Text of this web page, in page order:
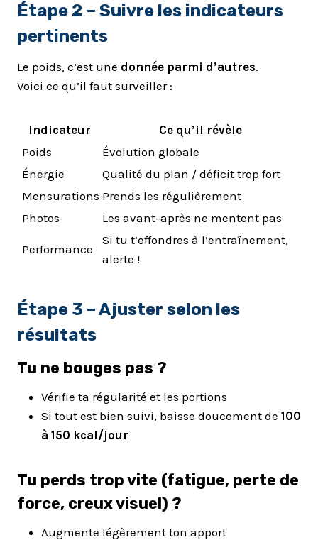
Étape 2 – Suivre les indicateurs
pertinents
Le poids, c’est une donnée parmi d’autres.
Voici ce qu’il faut surveiller :
Indicateur
Ce qu’il révèle
Poids
Évolution globale
Énergie
Qualité du plan / déficit trop fort
Mensurations Prends les régulièrement
Photos
Les avant-après ne mentent pas
Performance
Si tu t’effondres à l’entraînement,
alerte !
Étape 3 – Ajuster selon les
résultats
Tu ne bouges pas ?
Vérifie ta régularité et les portions
Si tout est bien suivi, baisse doucement de 100
à 150 kcal/jour
Tu perds trop vite (fatigue, perte de
force, creux visuel) ?
Augmente légèrement ton apport